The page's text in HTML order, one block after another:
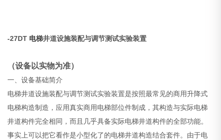
-27DT 电梯井道设施装配与调节测试实验装置
（设备以实物为准）
一、设备基础简介
电梯井道设施装配与调节测试实验装置是按照最常见的商用升降式
电梯构造制造，应用真实商用电梯部位件制成，其构造与实际电梯
井道构件完全相同，而且几乎具备实际电梯井道构件的全部功能。
事实上可以把它看作是小型化了的电梯井道构造结合套件。由于电